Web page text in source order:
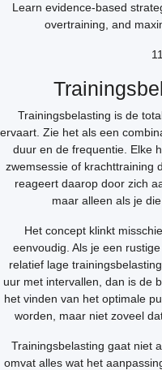
Learn evidence-based
overtraining, and
Trainingsbelasting is de
ervaart. Zie het als een
duur en de frequentie. Elke
zwemsessie of krachttraining
reageert daarop door zich
maar alleen als je
Het concept klinkt
eenvoudig. Als je een
relatief lage
uur met intervallen, dan is de
het vinden van het optimale
worden, maar niet zoveel
Trainingsbelasting gaat niet
omvat alles wat het